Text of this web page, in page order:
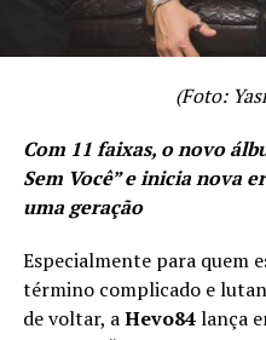
(Foto:
Com 11 faixas, o novo
Sem Você” e inicia nova
uma geração
Especialmente para quem
término complicado e
de voltar, aHevo84lança